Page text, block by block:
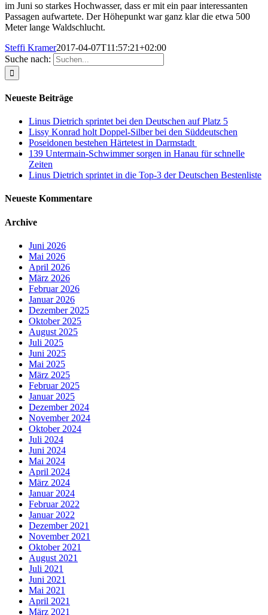
im Juni so starkes Hochwasser, dass er mit ein paar interessanten
Passagen aufwartete. Der Höhepunkt war ganz klar die etwa 500
Meter lange Waldschlucht.
Steffi Kramer2017-04-07T11:57:21+02:00
Suche nach:
Neueste Beiträge
Linus Dietrich sprintet bei den Deutschen auf Platz 5
Lissy Konrad holt Doppel-Silber bei den Süddeutschen
Poseidonen bestehen Härtetest in Darmstadt
139 Untermain-Schwimmer sorgen in Hanau für schnelle
Zeiten
Linus Dietrich sprintet in die Top-3 der Deutschen Bestenliste
Neueste Kommentare
Archive
Juni 2026
Mai 2026
April 2026
März 2026
Februar 2026
Januar 2026
Dezember 2025
Oktober 2025
August 2025
Juli 2025
Juni 2025
Mai 2025
März 2025
Februar 2025
Januar 2025
Dezember 2024
November 2024
Oktober 2024
Juli 2024
Juni 2024
Mai 2024
April 2024
März 2024
Januar 2024
Februar 2022
Januar 2022
Dezember 2021
November 2021
Oktober 2021
August 2021
Juli 2021
Juni 2021
Mai 2021
April 2021
März 2021